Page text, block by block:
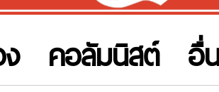
คอลัมนิสต์ อื่